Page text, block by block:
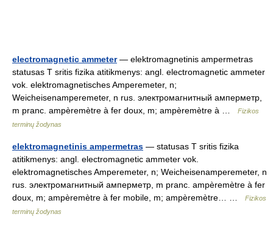
electromagnetic ammeter— elektromagnetinis ampermetras
statusas T sritis fizika atitikmenys: angl. electromagnetic ammeter
vok. elektromagnetisches Amperemeter, n;
Weicheisenamperemeter, n rus. электромагнитный амперметр,
m pranc. ampèremètre à fer doux, m; ampèremètre à …
Fizikos
terminų žodynas
elektromagnetinis ampermetras — statusas T sritis fizika
atitikmenys: angl. electromagnetic ammeter vok.
elektromagnetisches Amperemeter, n; Weicheisenamperemeter, n
rus. электромагнитный амперметр, m pranc. ampèremètre à fer
doux, m; ampèremètre à fer mobile, m; ampèremètre… …
Fizikos
terminų žodynas